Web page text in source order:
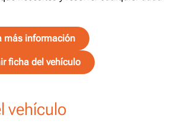
más información
ficha del vehículo
vehículo